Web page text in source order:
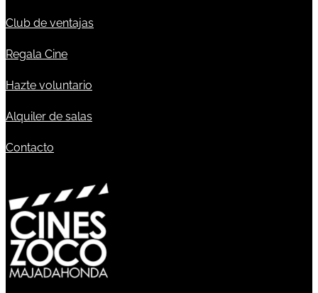
Club de ventajas
Regala Cine
Hazte voluntario
Alquiler de salas
Contacto